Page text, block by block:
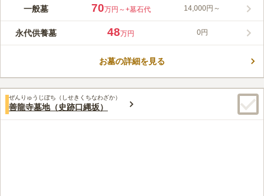
地元の方の支持が多い、隠れ家のような存在の寺院霊苑です。快
絶妙なハーモニーを奏でます。 1619年に開基された最勝寺が管
理している霊園です。最勝寺は大阪新四十八願所 阿弥陀巡礼 第
す。最勝寺の本堂には最勝観音菩薩立像が安置されています。一
ます。移動する手間がなくすぐにお墓参りができる環境です。
みんなの評価
5.0 口コミ1件
80代男性
墓地の周辺には、はなやがなく、事前にお花を購入するか、上本
町の近鉄百貨店にて購入することとしている。
口コミの続きを読む
一般墓 70万円～+墓石代 14,000円～
永代供養墓 48万円 0円
お墓の詳細を見る
ぜんりゅうじぼち（しせきくちなわざか）
善龍寺墓地（史跡口縄坂）